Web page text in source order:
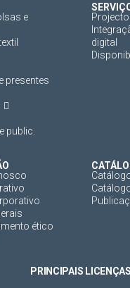
e
presentes
public.
digital
ético
PRINCIPAIS LICENÇAS